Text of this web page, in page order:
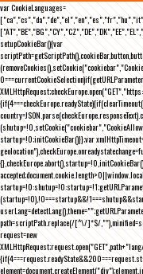
var CookieLanguages=
setupCookieBar(){var
startup=!0;initCookieBar()}};var
path=scriptPath.replace(/[^\/]*$/
request=new